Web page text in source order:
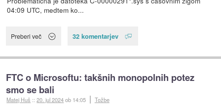
04:09 UTC, medtem ko...
Preberi več 32 komentarjev
FTC o Microsoftu: takšnih monopolnih potez
smo se bali
Matej Huš ::20. jul 2024ob 14:05 Tožbe